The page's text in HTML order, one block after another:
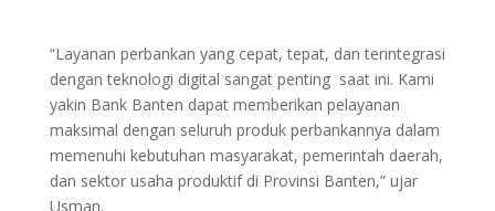
“Layanan perbankan yang cepat, tepat, dan terintegrasi
dengan teknologi digital sangat penting saat ini. Kami
yakin Bank Banten dapat memberikan pelayanan
maksimal dengan seluruh produk perbankannya dalam
memenuhi kebutuhan masyarakat, pemerintah daerah,
dan sektor usaha produktif di Provinsi Banten,” ujar
Usman.